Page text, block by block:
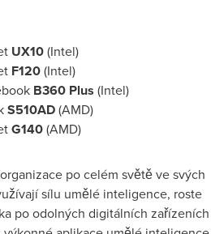
UX10(Intel)
F120(Intel)
B360 Plus (Intel)
S510AD(AMD)
G140(AMD)
po celém světě ve svých
sílu umělé inteligence, roste
po odolných digitálních zařízeních